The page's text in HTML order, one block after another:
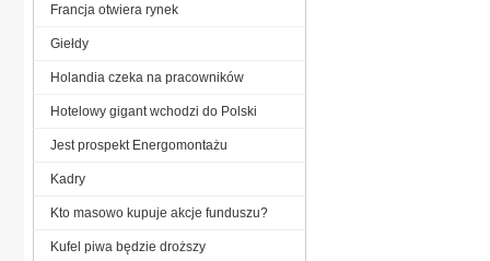
Francja otwiera rynek
Giełdy
Holandia czeka na pracowników
Hotelowy gigant wchodzi do Polski
Jest prospekt Energomontażu
Kadry
Kto masowo kupuje akcje funduszu?
Kufel piwa będzie droższy